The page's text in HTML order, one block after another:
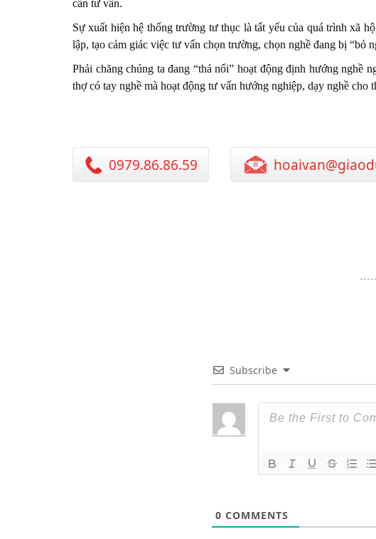
cần tư vấn.
Sự xuất hiện hệ thống trường tư thục là tất yếu của quá trình xã
lập, tạo cảm giác việc tư vấn chọn trường, chọn nghề đang bị “bỏ
Phải chăng chúng ta đang “thả nổi” hoạt động định hướng nghề
thợ có tay nghề mà hoạt động tư vấn hướng nghiệp, dạy nghề
0979.86.86.59
Subscribe
0 COMMENTS